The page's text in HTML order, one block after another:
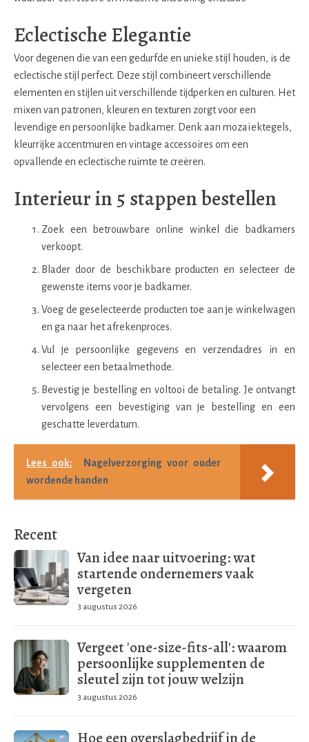
Eclectische Elegantie
Voor degenen die van een gedurfde en unieke stijl houden, is de
eclectische stijl perfect. Deze stijl combineert verschillende
elementen en stijlen uit verschillende tijdperken en culturen. Het
mixen van patronen, kleuren en texturen zorgt voor een
levendige en persoonlijke badkamer. Denk aan mozaïektegels,
kleurrijke accentmuren en vintage accessoires om een
opvallende en eclectische ruimte te creëren.
Interieur in 5 stappen bestellen
Zoek een betrouwbare online winkel die badkamers
verkoopt.
Blader door de beschikbare producten en selecteer de
gewenste items voor je badkamer.
Voeg de geselecteerde producten toe aan je winkelwagen
en ga naar het afrekenproces.
Vul je persoonlijke gegevens en verzendadres in en
selecteer een betaalmethode.
Bevestig je bestelling en voltooi de betaling. Je ontvangt
vervolgens een bevestiging van je bestelling en een
geschatte leverdatum.
Lees ook:
Nagelverzorging voor ouder
wordende handen
Recent
Van idee naar uitvoering: wat
startende ondernemers vaak
vergeten
3 augustus 2026
Vergeet 'one-size-fits-all': waarom
persoonlijke supplementen de
sleutel zijn tot jouw welzijn
3 augustus 2026
Hoe een overslagbedrijf in de